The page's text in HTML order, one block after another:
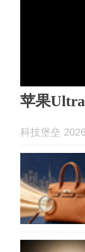
苹果
科技堡垒